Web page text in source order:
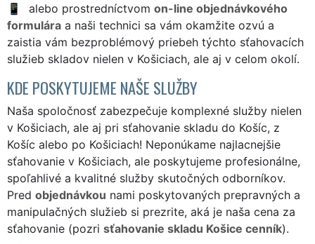
alebo prostredníctvomon-line objednávkového
formulára a naši technici sa vám okamžite ozvú a
zaistia vám bezproblémový priebeh týchto sťahovacích
služieb skladov nielen v Košiciach, ale aj v celom okolí.
KDE POSKYTUJEME NAŠE SLUŽBY
Naša spoločnosť zabezpečuje komplexné služby nielen
v Košiciach, ale aj pri sťahovanie skladu do Košíc, z
Košíc alebo po Košiciach! Neponúkame najlacnejšie
sťahovanie v Košiciach, ale poskytujeme profesionálne,
spoľahlivé a kvalitné služby skutočných odborníkov.
Pred objednávkou nami poskytovaných prepravných a
manipulačných služieb si prezrite, aká je naša cena za
sťahovanie (pozri sťahovanie skladu Košice cenník).